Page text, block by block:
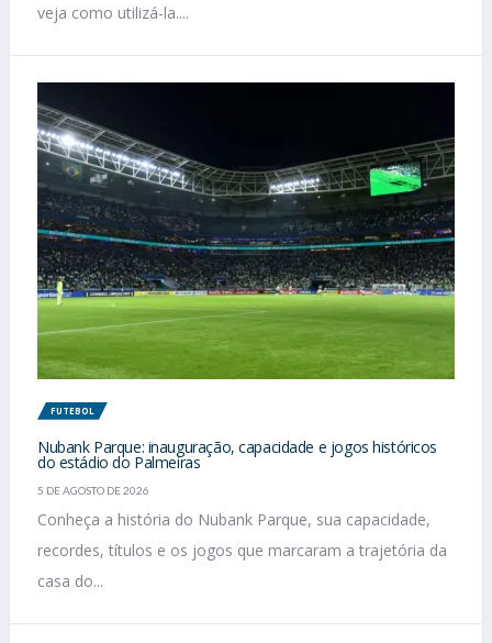
veja como utilizá-la....
FUTEBOL
Nubank Parque: inauguração, capacidade e jogos históricos
do estádio do Palmeiras
5 DE AGOSTO DE 2026
Conheça a história do Nubank Parque, sua capacidade,
recordes, títulos e os jogos que marcaram a trajetória da
casa do...